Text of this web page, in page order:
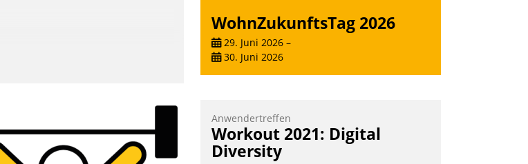
WohnZukunftsTag 2026
29. Juni 2026 –
30. Juni 2026
Anwendertreffen
Workout 2021: Digital
Diversity